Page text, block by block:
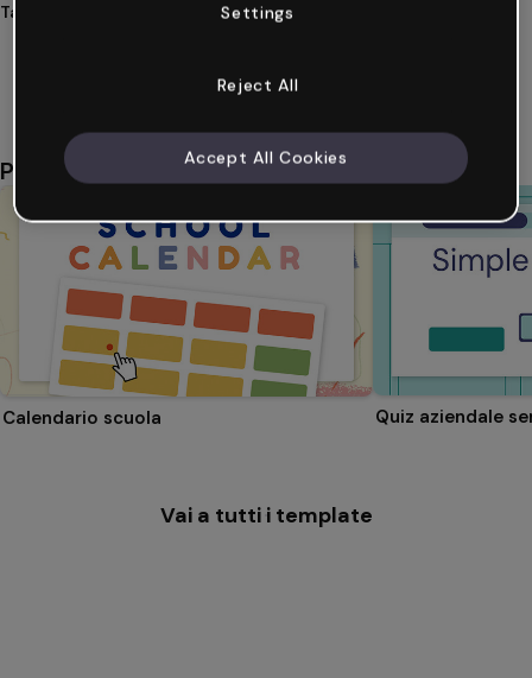
Tags
Potrebbe piacerti anche
Calendario scuola Quiz aziendale
Vai a tutti i template
Settings
Reject All
Accept All Cookies